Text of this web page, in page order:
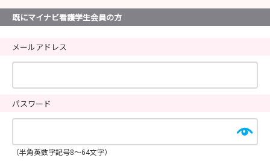
既にマイナビ看護学生会員の方
メールアドレス
パスワード
（半角英数字記号8～64文字）